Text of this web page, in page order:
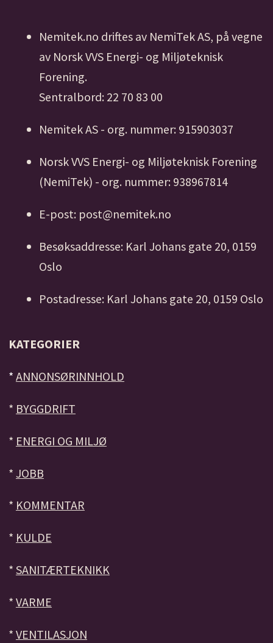
Nemitek.no driftes av NemiTek AS, på vegne
av Norsk VVS Energi- og Miljøteknisk
Forening.
Sentralbord: 22 70 83 00
Nemitek AS - org. nummer: 915903037
Norsk VVS Energi- og Miljøteknisk Forening
(NemiTek) - org. nummer: 938967814
E-post: post@nemitek.no
Besøksaddresse: Karl Johans gate 20, 0159
Oslo
Postadresse: Karl Johans gate 20, 0159 Oslo
KATEGORIER
* ANNONSØRINNHOLD
* BYGGDRIFT
* ENERGI OG MILJØ
* JOBB
* KOMMENTAR
* KULDE
* SANITÆRTEKNIKK
* VARME
* VENTILASJON